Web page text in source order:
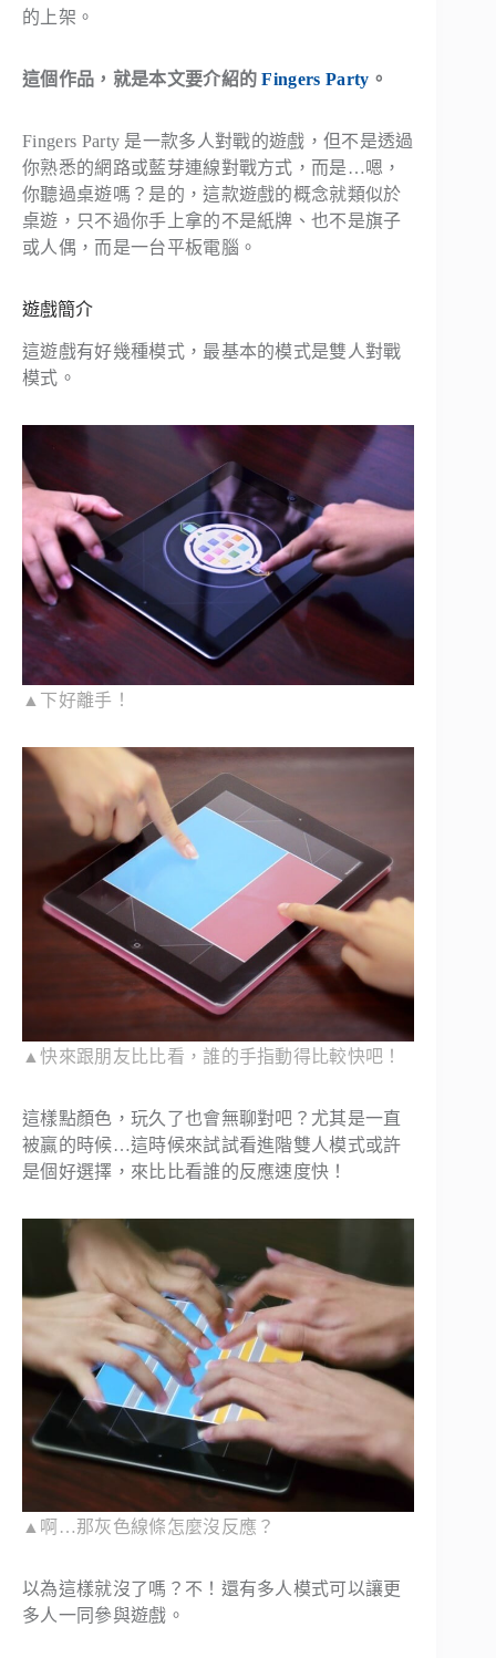
的上架。
這個作品，就是本文要介紹的Fingers Party 。
Fingers Party 是一款多人對戰的遊戲，但不是透過
你熟悉的網路或藍芽連線對戰方式，而是…嗯，
你聽過桌遊嗎？是的，這款遊戲的概念就類似於
桌遊，只不過你手上拿的不是紙牌、也不是旗子
或人偶，而是一台平板電腦。
遊戲簡介
這遊戲有好幾種模式，最基本的模式是雙人對戰
模式。
▲下好離手！
▲快來跟朋友比比看，誰的手指動得比較快吧！
這樣點顏色，玩久了也會無聊對吧？尤其是一直
被贏的時候…這時候來試試看進階雙人模式或許
是個好選擇，來比比看誰的反應速度快！
▲啊…那灰色線條怎麼沒反應？
以為這樣就沒了嗎？不！還有多人模式可以讓更
多人一同參與遊戲。